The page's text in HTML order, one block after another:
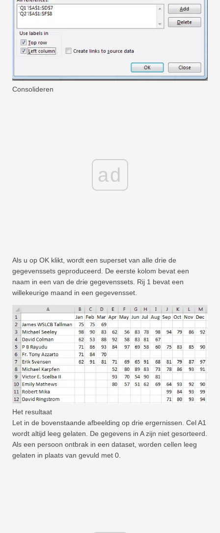
Consolideren
ad
Als u op OK klikt, wordt een superset van alle drie de
gegevenssets geproduceerd. De eerste kolom bevat een
naam in een van de drie gegevenssets. Rij 1 bevat een
willekeurige maand in een gegevensset.
Het resultaat
Let in de bovenstaande afbeelding op drie ergernissen. Cel A1
wordt altijd leeg gelaten. De gegevens in A zijn niet gesorteerd.
Als een persoon ontbrak in een dataset, worden cellen leeg
gelaten in plaats van gevuld met 0.